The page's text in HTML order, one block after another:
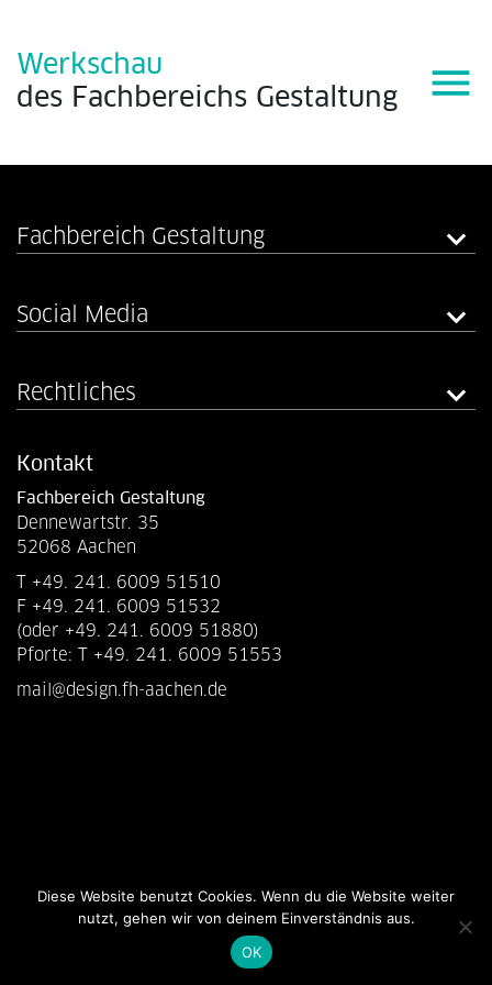
Werkschau
des Fachbereichs Gestaltung menu
Fachbereich Gestaltung
Social Media
Rechtliches
Kontakt
Fachbereich Gestaltung
Dennewartstr. 35
52068 Aachen
T +49. 241. 6009 51510
F +49. 241. 6009 51532
(oder +49. 241. 6009 51880)
Pforte: T +49. 241. 6009 51553
mail@design.fh-aachen.de
Diese Website benutzt Cookies. Wenn du die Website weiter
nutzt, gehen wir von deinem Einverständnis aus.
OK